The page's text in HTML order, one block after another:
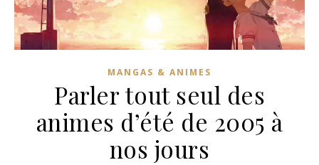
MANGAS & ANIMES
Parler tout seul des
animes d’été de 2005 à
nos jours